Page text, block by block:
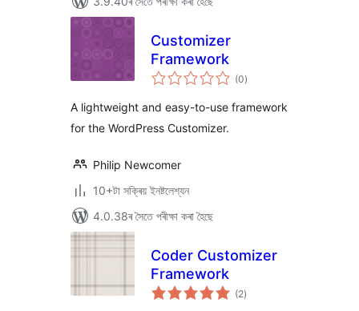
Customizer
Framework
(0টা
মুঠ)
A lightweight and easy-to-use framework
for the WordPress Customizer.
Philip Newcomer
10+টা সক্ৰিয় ইনষ্টলেশ্যন
4.0.38ৰ সৈতে পৰীক্ষা কৰা হৈছে
Coder Customizer
Framework
(2টা
মুঠ)